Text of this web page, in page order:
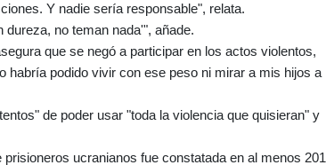
Y nadie sería responsable", relata.
dureza, no teman nada'", añade.
que se negó a participar en los actos violentos,
habría podido vivir con ese peso ni mirar a mis hijos a
de poder usar "toda la violencia que quisieran" y
ucranianos fue constatada en al menos 201